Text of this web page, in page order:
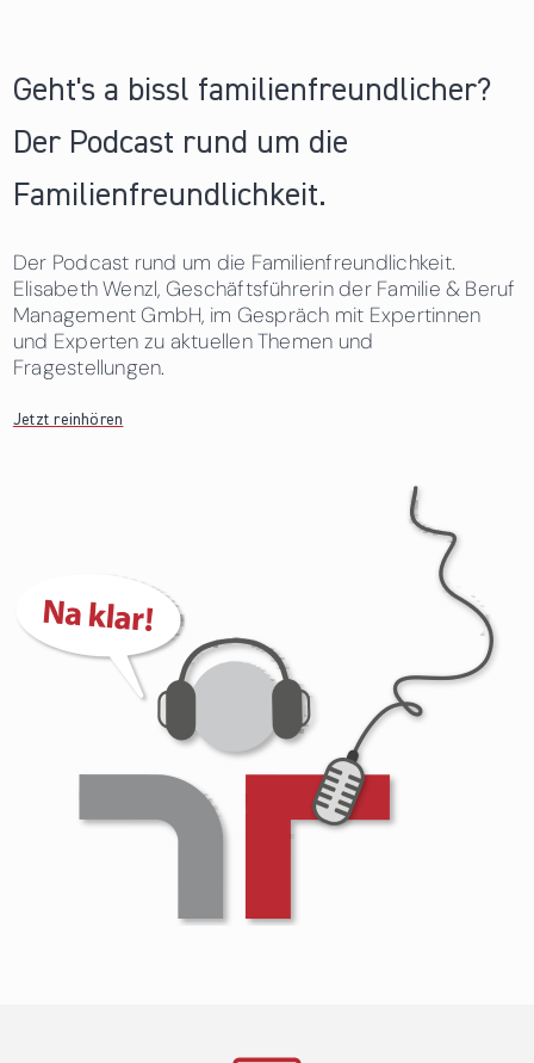
Geht's a bissl familienfreundlicher?
Der Podcast rund um die
Familienfreundlichkeit.
Der Podcast rund um die Familienfreundlichkeit.
Elisabeth Wenzl, Geschäftsführerin der Familie & Beruf
Management GmbH, im Gespräch mit Expertinnen
und Experten zu aktuellen Themen und
Fragestellungen.
Jetzt reinhören